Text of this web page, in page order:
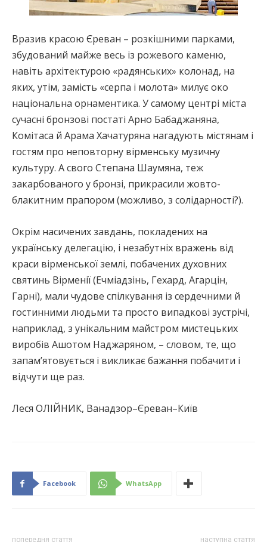
Вразив красою Єреван – розкішними парками,
збудований майже весь із рожевого каменю,
навіть архітектурою «радянських» колонад, на
яких, утім, замість «серпа і молота» милує око
національна орнаментика. У самому центрі міста
сучасні бронзові постаті Арно Бабаджаняна,
Комітаса й Арама Хачатуряна нагадують містянам і
гостям про неповторну вірменську музичну
культуру. А свого Степана Шаумяна, теж
закарбованого у бронзі, прикрасили жовто-
блакитним прапором (можливо, з солідарності?).
Окрім насичених завдань, покладених на
українську делегацію, і незабутніх вражень від
краси вірменської землі, побачених духовних
святинь Вірменії (Ечміадзінь, Гехард, Агарцін,
Гарні), мали чудове спілкування із сердечними й
гостинними людьми та просто випадкові зустрічі,
наприклад, з унікальним майстром мистецьких
виробів Ашотом Наджаряном, – словом, те, що
запам’ятовується і викликає бажання побачити і
відчути ще раз.
Леся ОЛІЙНИК, Ванадзор–Єреван–Київ
Facebook WhatsApp
попередня стаття наступна стаття